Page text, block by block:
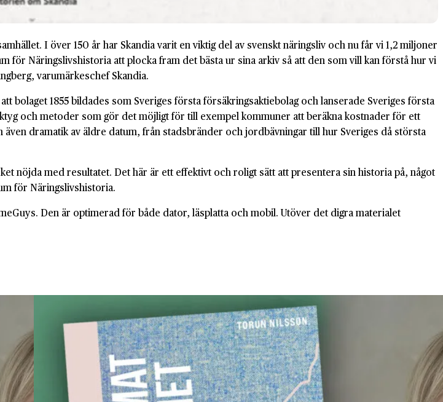
I över 150 år har Skandia varit en viktig del av svenskt näringsliv och nu får vi 1,2 miljoner
för Näringslivshistoria att plocka fram det bästa ur sina arkiv så att den som vill kan förstå hur vi
varumärkeschef Skandia.
bolaget 1855 bildades som Sveriges första försäkringsaktiebolag och lanserade Sveriges första
och metoder som gör det möjligt för till exempel kommuner att beräkna kostnader för ett
dramatik av äldre datum, från stadsbränder och jordbävningar till hur Sveriges då största
nöjda med resultatet. Det här är ett effektivt och roligt sätt att presentera sin historia på, något
för Näringslivshistoria.
Den är optimerad för både dator, läsplatta och mobil. Utöver det digra materialet